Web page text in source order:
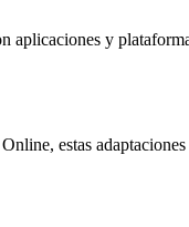
aplicaciones y
estas